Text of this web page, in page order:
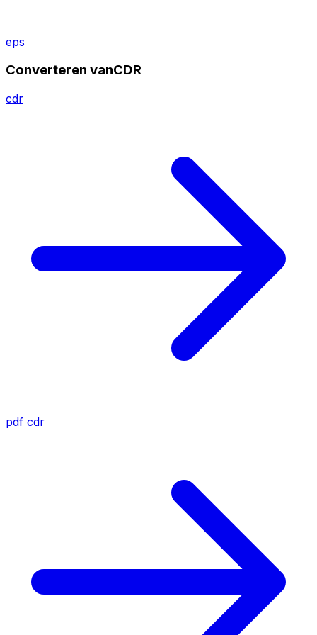
eps
Converteren vanCDR
cdr
pdf cdr